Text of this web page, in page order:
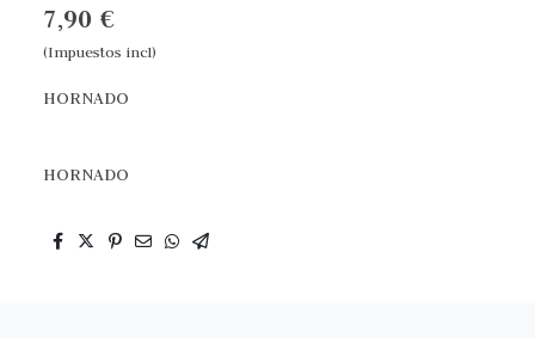
7,90 €
(Impuestos incl)
HORNADO
HORNADO